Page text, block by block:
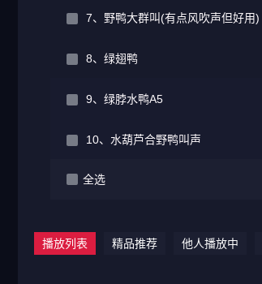
7、野鸭大群叫(有点风吹声但好用)
8、绿翅鸭
9、绿脖水鸭A5
10、水葫芦合野鸭叫声
全选
播放列表 精品推荐 他人播放中